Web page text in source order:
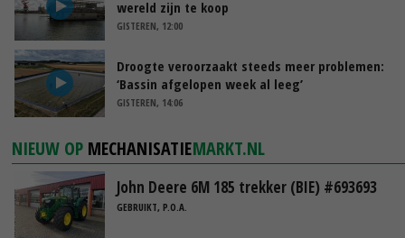
wereld zijn te koop
GISTEREN, 12:00
Droogte veroorzaakt steeds meer problemen:
‘Bassin afgelopen week al leeg’
GISTEREN, 14:06
NIEUW OP MECHANISATIEMARKT.NL
John Deere 6M 185 trekker (BIE) #693693
GEBRUIKT, P.O.A.